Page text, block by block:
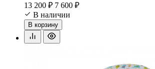
13 200 ₽ 7 600 ₽
В наличии
В корзину